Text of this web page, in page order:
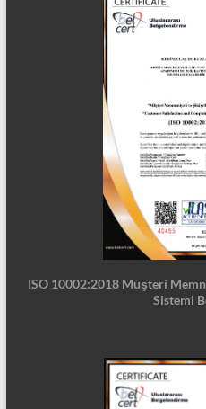
ISO 10002:2018 Müşteri
Sistemi